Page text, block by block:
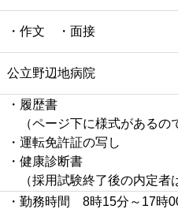
・作文 ・面接
公立野辺地病院
・履歴書
（ページ下に様式があるの
・運転免許証の写し
・健康診断書
（採用試験終了後の内定者
・勤務時間 8時15分～17時